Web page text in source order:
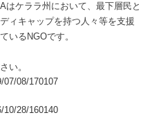
はケララ州において、最下層民と
ィキャップを持つ人々等を支援
いるNGOです。
い。
07/08/170107
10/28/160140